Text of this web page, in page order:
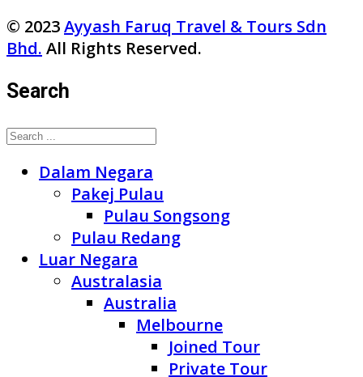
© 2023Ayyash Faruq Travel & Tours Sdn
Bhd. All Rights Reserved.
Search
Dalam Negara
Pakej Pulau
Pulau Songsong
Pulau Redang
Luar Negara
Australasia
Australia
Melbourne
Joined Tour
Private Tour